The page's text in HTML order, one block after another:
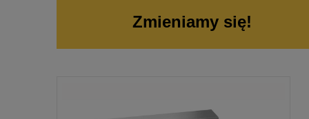
Zmieniamy się!